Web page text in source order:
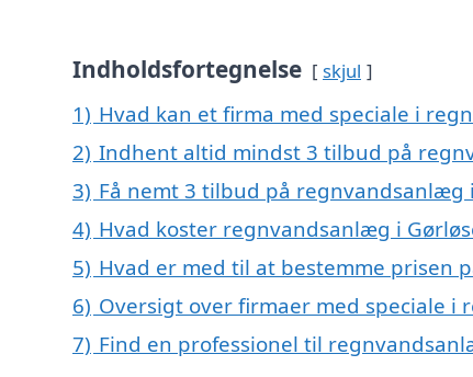
Indholdsfortegnelse skjul
1) Hvad kan et firma med speciale i
2) Indhent altid mindst 3 tilbud på
3) Få nemt 3 tilbud på
4) Hvad koster regnvandsanlæg i
5) Hvad er med til at bestemme prisen
6) Oversigt over firmaer med speciale
7) Find en professionel til